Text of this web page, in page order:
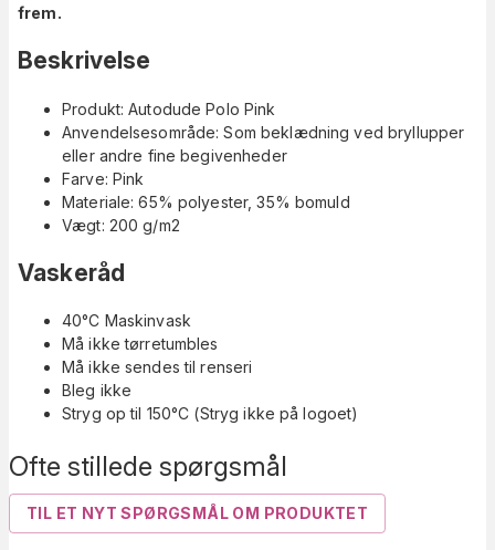
Ofte stillede spørgsmål
TIL ET NYT SPØRGSMÅL OM PRODUKTET
frem.
Beskrivelse
Produkt: Autodude Polo Pink
Anvendelsesområde: Som beklædning ved bryllupper
eller andre fine begivenheder
Farve: Pink
Materiale: 65% polyester, 35% bomuld
Vægt: 200 g/m2
Vaskeråd
40°C Maskinvask
Må ikke tørretumbles
Må ikke sendes til renseri
Bleg ikke
Stryg op til 150°C (Stryg ikke på logoet)